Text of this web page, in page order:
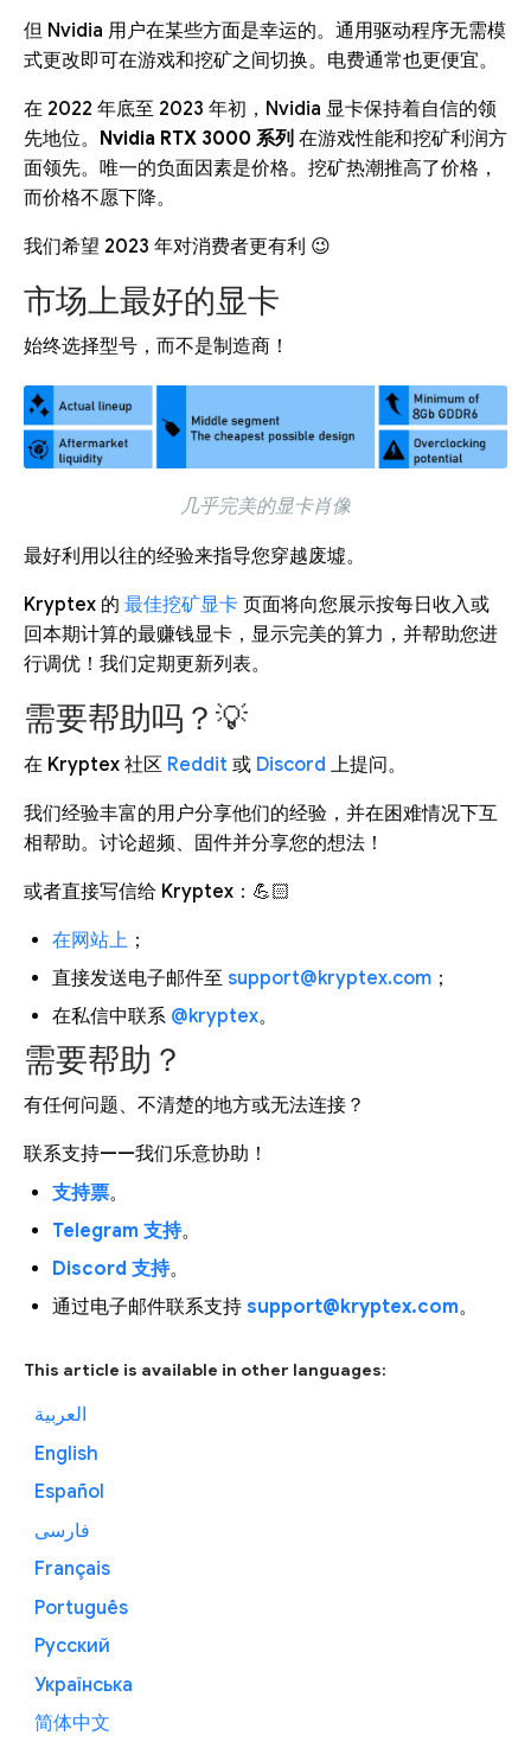
但 Nvidia 用户在某些方面是幸运的。通用驱动程序无需模
式更改即可在游戏和挖矿之间切换。电费通常也更便宜。
在 2022 年底至 2023 年初，Nvidia 显卡保持着自信的领
先地位。 Nvidia RTX 3000 系列 在游戏性能和挖矿利润方
面领先。唯一的负面因素是价格。挖矿热潮推高了价格，
而价格不愿下降。
我们希望 2023 年对消费者更有利 😉
市场上最好的显卡
始终选择型号，而不是制造商！
几乎完美的显卡肖像
最好利用以往的经验来指导您穿越废墟。
Kryptex 的 最佳挖矿显卡 页面将向您展示按每日收入或
回本期计算的最赚钱显卡，显示完美的算力，并帮助您进
行调优！我们定期更新列表。
需要帮助吗？💡
在 Kryptex 社区 Reddit 或 Discord 上提问。
我们经验丰富的用户分享他们的经验，并在困难情况下互
相帮助。讨论超频、固件并分享您的想法！
或者直接写信给 Kryptex：💪🏻
在网站上 ；
直接发送电子邮件至 support@kryptex.com ；
在私信中联系 @kryptex。
需要帮助？
有任何问题、不清楚的地方或无法连接？
联系支持——我们乐意协助！
支持票。
Telegram 支持。
Discord 支持。
通过电子邮件联系支持 support@kryptex.com。
This article is available in other languages:
العربية
English
Español
فارسی
Français
Português
Русский
Українська
简体中文